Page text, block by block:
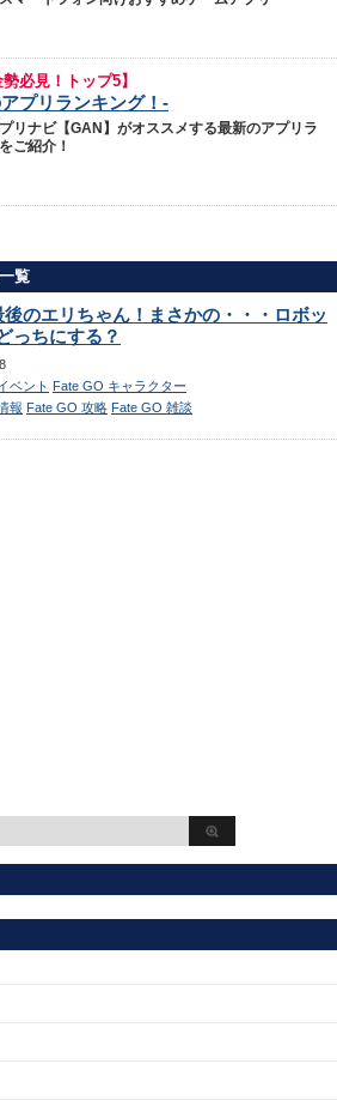
勢必見！トップ5】
プリランキング！-
リナビ【GAN】がオススメする最新のアプリラ
ご紹介！
覧
後のエリちゃん！まさかの・・・ロボッ
っちにする？
ベント Fate GO キャラクター
報 Fate GO 攻略 Fate GO 雑談